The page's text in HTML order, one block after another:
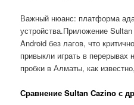
Важный нюанс: платформа
устройства.Приложение
Android без лагов, что
привыкли играть в перерывах
пробки в Алматы, как
Сравнение Sultan Cazino с